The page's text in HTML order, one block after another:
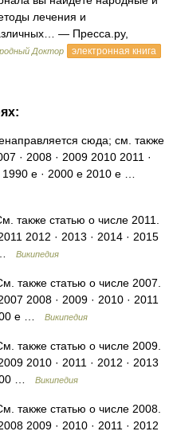
лечения и
— Пресса.ру,
Доктор электронная книга
сюда; см. также
· 2008 · 2009 2010 2011 ·
1990 е · 2000 е 2010 е …
также статью о числе 2011.
2012 · 2013 · 2014 · 2015
…
Википедия
также статью о числе 2007.
2008 · 2009 · 2010 · 2011
е …
Википедия
также статью о числе 2009.
2010 · 2011 · 2012 · 2013
…
Википедия
также статью о числе 2008.
2009 · 2010 · 2011 · 2012